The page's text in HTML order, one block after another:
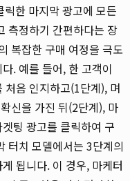
한 마지막 광고에 모든
측정하기 간편하다는 장
복잡한 구매 여정을 극도
. 예를 들어, 한 고객이
처음 인지하고(1단계), 며
신을 가진 뒤(2단계), 마
팅 광고를 클릭하여 구
터치 모델에서는 3단계의
됩니다. 이 경우, 마케터